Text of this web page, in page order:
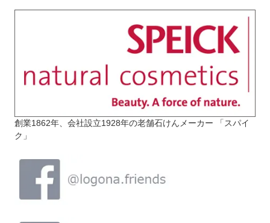
創業1862年、会社設立1928年の老舗石けんメーカー 「スパイ
ク」